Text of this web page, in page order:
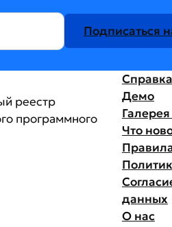
Подписаться
реестр
программного
Справка
Демо
Что
данных
О нас